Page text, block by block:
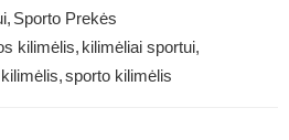
, Sporto Prekės
kilimėlis, kilimėliai sportui,
,sporto kilimėlis